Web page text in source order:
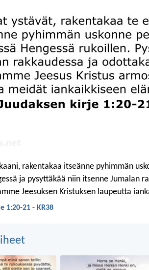
rakentakaa itseänne pyhimmän
ja pysyttäkää niin itsenne Jumalan
Jeesuksen Kristuksen laupeutta
1:20-21 - KR38